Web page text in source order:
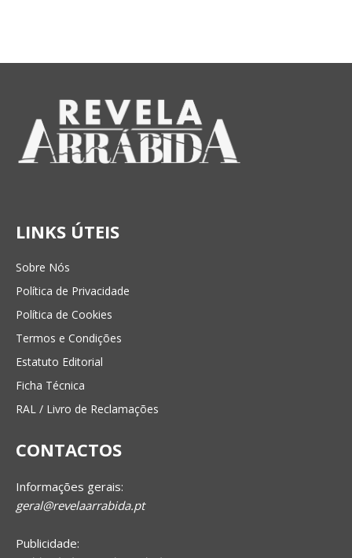
LINKS ÚTEIS
Sobre Nós
Política de Privacidade
Política de Cookies
Termos e Condições
Estatuto Editorial
Ficha Técnica
RAL / Livro de Reclamações
CONTACTOS
Informações gerais:
geral@revelaarrabida.pt
Publicidade: